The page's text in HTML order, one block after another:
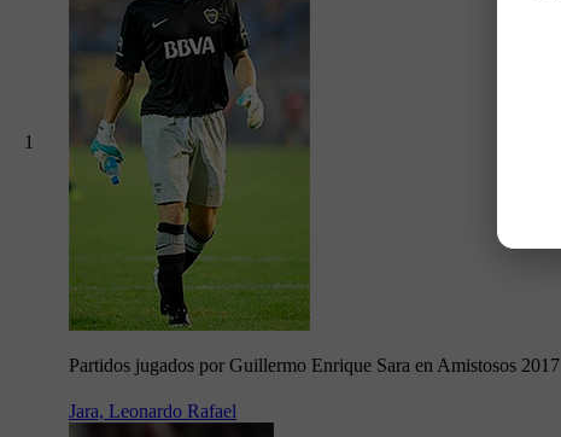
1
Partidos jugados por Guillermo Enrique Sara en Amistosos 2017
Jara, Leonardo Rafael